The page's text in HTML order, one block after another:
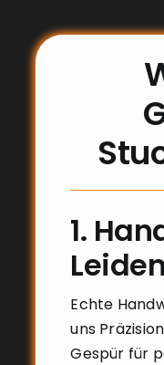
1.
Echte
uns
Gespür für